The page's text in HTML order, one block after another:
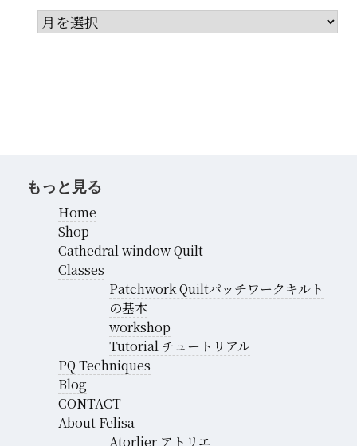
ア
ー
もっと見る
Home
Shop
Cathedral window Quilt
Classes
Patchwork Quiltパッチワークキルト
の基本
workshop
Tutorial チュートリアル
PQ Techniques
Blog
CONTACT
About Felisa
Atorlier アトリエ